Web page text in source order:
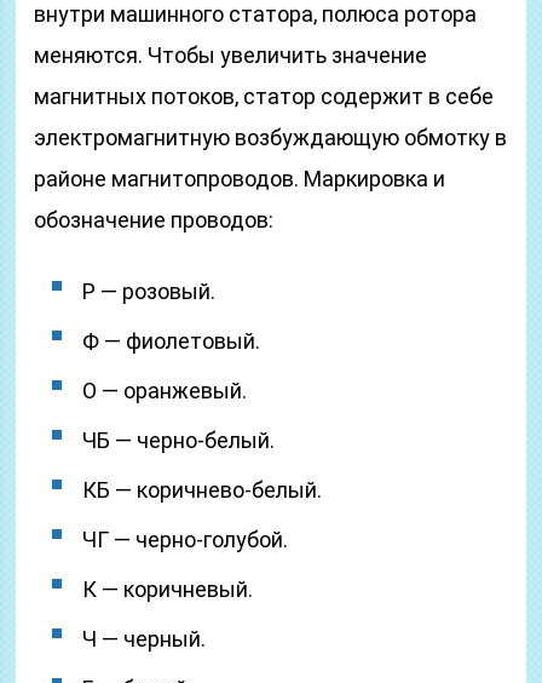
внутри машинного статора, полюса ротора
меняются. Чтобы увеличить значение
магнитных потоков, статор содержит в себе
электромагнитную возбуждающую обмотку в
районе магнитопроводов. Маркировка и
обозначение проводов:
Р — розовый.
Ф — фиолетовый.
О — оранжевый.
ЧБ — черно-белый.
КБ — коричнево-белый.
ЧГ — черно-голубой.
К — коричневый.
Ч — черный.